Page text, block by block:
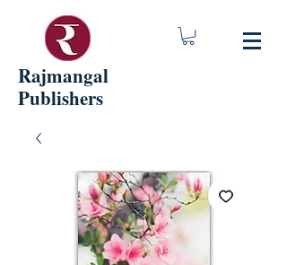
Rajmangal
Publishers